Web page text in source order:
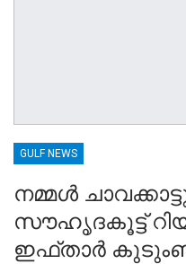
GULF NEWS
നമ്മൾ
സൗഹൃദകൂട്ട്
ഇഫ്താർ